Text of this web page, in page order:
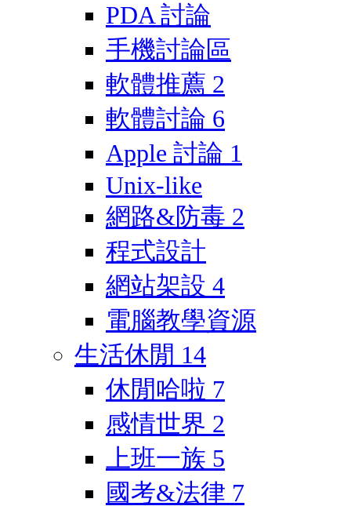
PDA 討論
手機討論區
軟體推薦 2
軟體討論 6
Apple 討論 1
Unix-like
網路&防毒 2
程式設計
網站架設 4
電腦教學資源
生活休閒 14
休閒哈啦 7
感情世界 2
上班一族 5
國考&法律 7